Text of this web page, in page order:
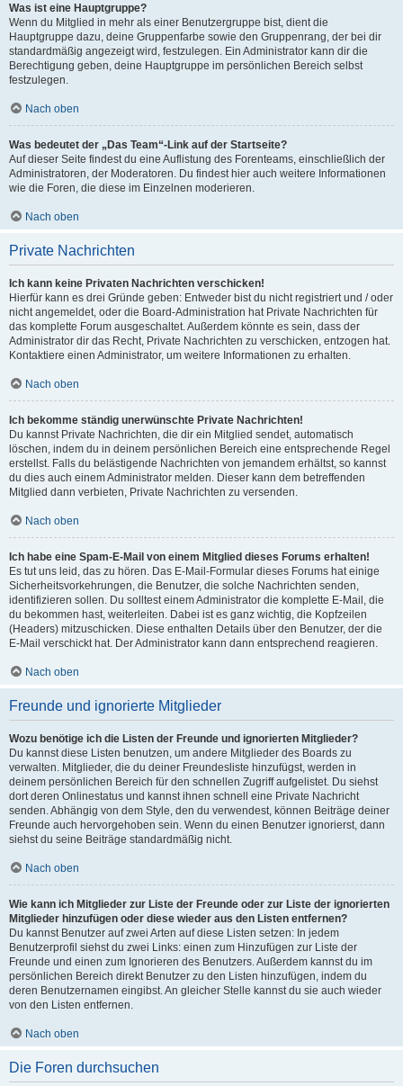
Was ist eine Hauptgruppe?
Wenn du Mitglied in mehr als einer Benutzergruppe bist, dient die
Hauptgruppe dazu, deine Gruppenfarbe sowie den Gruppenrang, der bei dir
standardmäßig angezeigt wird, festzulegen. Ein Administrator kann dir die
Berechtigung geben, deine Hauptgruppe im persönlichen Bereich selbst
festzulegen.
Nach oben
Was bedeutet der „Das Team“-Link auf der Startseite?
Auf dieser Seite findest du eine Auflistung des Forenteams, einschließlich der
Administratoren, der Moderatoren. Du findest hier auch weitere Informationen
wie die Foren, die diese im Einzelnen moderieren.
Nach oben
Private Nachrichten
Ich kann keine Privaten Nachrichten verschicken!
Hierfür kann es drei Gründe geben: Entweder bist du nicht registriert und / oder
nicht angemeldet, oder die Board-Administration hat Private Nachrichten für
das komplette Forum ausgeschaltet. Außerdem könnte es sein, dass der
Administrator dir das Recht, Private Nachrichten zu verschicken, entzogen hat.
Kontaktiere einen Administrator, um weitere Informationen zu erhalten.
Nach oben
Ich bekomme ständig unerwünschte Private Nachrichten!
Du kannst Private Nachrichten, die dir ein Mitglied sendet, automatisch
löschen, indem du in deinem persönlichen Bereich eine entsprechende Regel
erstellst. Falls du belästigende Nachrichten von jemandem erhältst, so kannst
du dies auch einem Administrator melden. Dieser kann dem betreffenden
Mitglied dann verbieten, Private Nachrichten zu versenden.
Nach oben
Ich habe eine Spam-E-Mail von einem Mitglied dieses Forums erhalten!
Es tut uns leid, das zu hören. Das E-Mail-Formular dieses Forums hat einige
Sicherheitsvorkehrungen, die Benutzer, die solche Nachrichten senden,
identifizieren sollen. Du solltest einem Administrator die komplette E-Mail, die
du bekommen hast, weiterleiten. Dabei ist es ganz wichtig, die Kopfzeilen
(Headers) mitzuschicken. Diese enthalten Details über den Benutzer, der die
E-Mail verschickt hat. Der Administrator kann dann entsprechend reagieren.
Nach oben
Freunde und ignorierte Mitglieder
Wozu benötige ich die Listen der Freunde und ignorierten Mitglieder?
Du kannst diese Listen benutzen, um andere Mitglieder des Boards zu
verwalten. Mitglieder, die du deiner Freundesliste hinzufügst, werden in
deinem persönlichen Bereich für den schnellen Zugriff aufgelistet. Du siehst
dort deren Onlinestatus und kannst ihnen schnell eine Private Nachricht
senden. Abhängig von dem Style, den du verwendest, können Beiträge deiner
Freunde auch hervorgehoben sein. Wenn du einen Benutzer ignorierst, dann
siehst du seine Beiträge standardmäßig nicht.
Nach oben
Wie kann ich Mitglieder zur Liste der Freunde oder zur Liste der ignorierten
Mitglieder hinzufügen oder diese wieder aus den Listen entfernen?
Du kannst Benutzer auf zwei Arten auf diese Listen setzen: In jedem
Benutzerprofil siehst du zwei Links: einen zum Hinzufügen zur Liste der
Freunde und einen zum Ignorieren des Benutzers. Außerdem kannst du im
persönlichen Bereich direkt Benutzer zu den Listen hinzufügen, indem du
deren Benutzernamen eingibst. An gleicher Stelle kannst du sie auch wieder
von den Listen entfernen.
Nach oben
Die Foren durchsuchen